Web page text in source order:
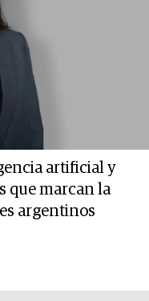
artificial y
que marcan la
argentinos